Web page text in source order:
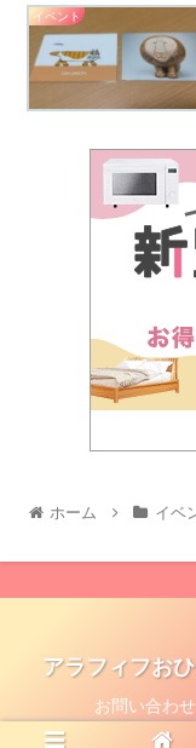
イベント
ホーム イベ
アラフィフお
お問い合わせ